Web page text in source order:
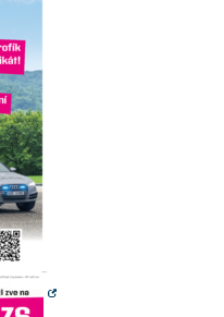
Nepožadujeme
Váš souhlas s
využitím
technických
cookies na
našem webu.
Z tohoto
důvodu
technické
cookies
nemohou být
individuálně
deaktivovány
nebo
aktivovány.